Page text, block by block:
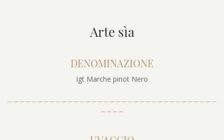
Arte sìa
DENOMINAZIONE
Igt Marche pinot Nero
____